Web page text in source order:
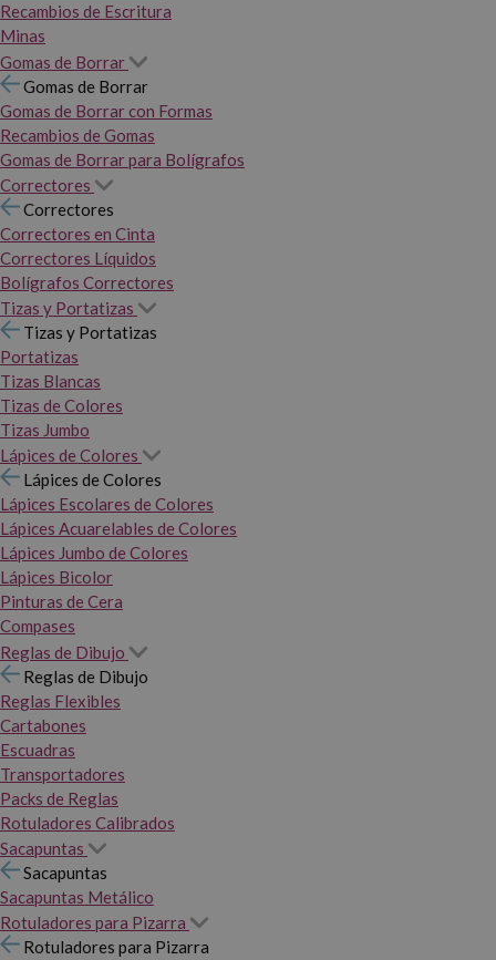
Recambios de Escritura
Minas
Gomas de Borrar
Gomas de Borrar
Gomas de Borrar con Formas
Recambios de Gomas
Gomas de Borrar para Bolígrafos
Correctores
Correctores
Correctores en Cinta
Correctores Líquidos
Bolígrafos Correctores
Tizas y Portatizas
Tizas y Portatizas
Portatizas
Tizas Blancas
Tizas de Colores
Tizas Jumbo
Lápices de Colores
Lápices de Colores
Lápices Escolares de Colores
Lápices Acuarelables de Colores
Lápices Jumbo de Colores
Lápices Bicolor
Pinturas de Cera
Compases
Reglas de Dibujo
Reglas de Dibujo
Reglas Flexibles
Cartabones
Escuadras
Transportadores
Packs de Reglas
Rotuladores Calibrados
Sacapuntas
Sacapuntas
Sacapuntas Metálico
Rotuladores para Pizarra
Rotuladores para Pizarra